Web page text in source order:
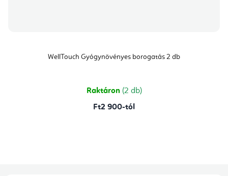
WellTouch Gyógynövényes borogatás 2 db
Raktáron (2 db)
Ft2 900-tól